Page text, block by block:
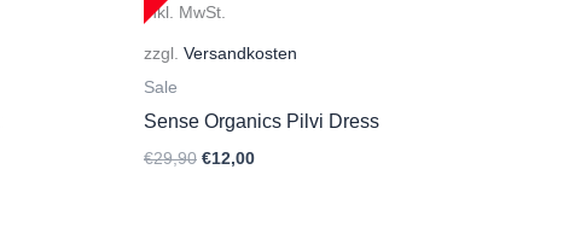
inkl. MwSt.
zzgl. Versandkosten
Sale
Sense Organics Pilvi Dress
€29,90 Ursprünglicher
€12,00Aktueller